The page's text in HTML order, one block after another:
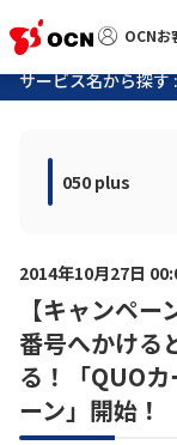
OCNお
OCNお客さ
サポートト
よくある
工事・故
サービス名から探
050 plus
2014年10月27日
【キャンペ
番号へかける
る！「QUO
ーン」開始！